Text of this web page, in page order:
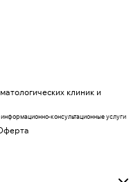
клиник и
консультационные услуги